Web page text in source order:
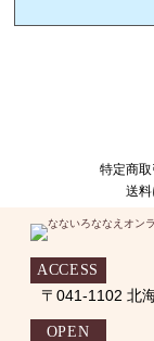
特定商
送
ACCESS
〒041-1102 北
OPEN